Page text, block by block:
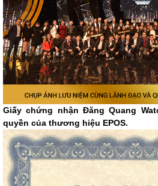
Giấy chứng nhận Đăng Quang
quyền của thương hiệu EPOS.